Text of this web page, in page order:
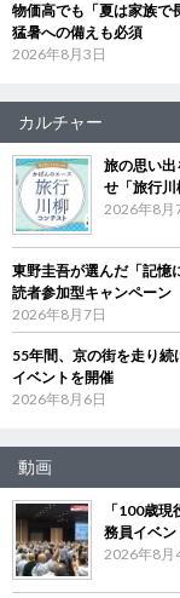
物価高でも「夏は家族で
猛暑への備えも必須
2026年8月3日
カルチャー
旅の思い
せ「旅行
2026年8月
東野圭吾が選んだ「記
読者参加型キャンペーン
2026年8月7日
55年間、京の街を走り
イベントを開催
2026年8月6日
動画
「100歳
務員イベン
2026年8月